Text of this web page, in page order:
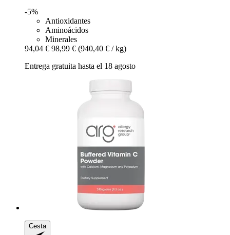
-5%
Antioxidantes
Aminoácidos
Minerales
94,04 € 98,99 € (940,40 € / kg)
Entrega gratuita hasta el 18 agosto
Cesta